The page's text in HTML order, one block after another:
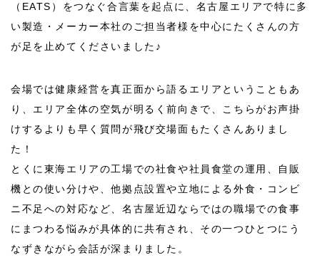
（EATS）をつなぐ合言葉を起点に、名古屋エリアで特に多
い製造・メーカー本社のご担当者様を中心にたくさんの方
が足を止めてくださいました♪
会場では健康経営を真正面から語るエリアということもあ
り、エリア全体の空気が明るく前向きで、こちらがお声掛
けするよりも早く質問が飛び交場面もたくさんありまし
た！
とくに東海エリアの工場での社食や社員食堂の運用、自販
機との使い分けや、他拠点設置や立地による外食・コンビ
ニ不足への対応など、名古屋近辺ならではの職場での食事
にまつわる悩みが具体的に共有され、その一つひとつにう
なずきながら会話が深まりました。